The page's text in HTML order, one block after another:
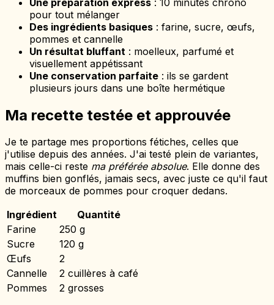
pour tout mélanger
Des ingrédients basiques : farine, sucre, œufs,
pommes et cannelle
Un résultat bluffant : moelleux, parfumé et
visuellement appétissant
Une conservation parfaite : ils se gardent
plusieurs jours dans une boîte hermétique
Ma recette testée et approuvée
Je te partage mes proportions fétiches, celles que
j'utilise depuis des années. J'ai testé plein de variantes,
mais celle-ci reste ma préférée absolue. Elle donne des
muffins bien gonflés, jamais secs, avec juste ce qu'il faut
de morceaux de pommes pour croquer dedans.
Ingrédient
Quantité
Farine
250 g
Sucre
120 g
Œufs
2
Cannelle
2 cuillères à café
Pommes
2 grosses